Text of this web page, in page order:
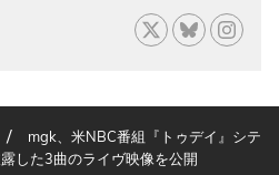
/
mgk、米NBC番組『トゥデイ』シテ
した3曲のライヴ映像を公開